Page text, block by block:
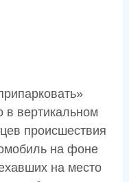
в вертикальном
происшествия
на фоне
на место